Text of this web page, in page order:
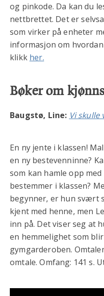
og pinkode. Da kan du
nettbrettet. Det er
som virker på enheter
informasjon om
klikk her.
Bøker om
Baugstø, Line: Vi
En ny jente i klassen!
en ny bestevenninne?
som kan hamle opp
bestemmer i klassen?
begynner, er hun svært
kjent med henne, men
inn på. Det viser seg at
en hemmelighet som
gymgarderoben.
omtale. Omfang: 141 s.